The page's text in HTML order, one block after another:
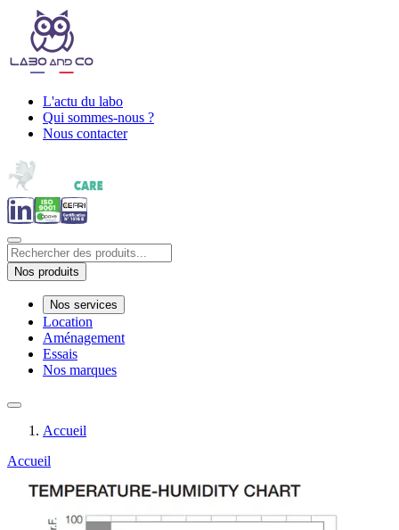
L'actu du labo
Qui sommes-nous ?
Nous contacter
Nos produits
Nos services
Location
Aménagement
Essais
Nos marques
Accueil
Accueil